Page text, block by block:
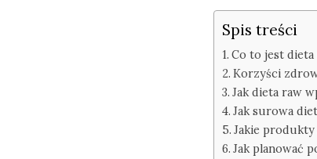
Spis treści
Co to jest dieta
Korzyści
Jak dieta raw
Jak surowa
Jakie produkty
Jak planować